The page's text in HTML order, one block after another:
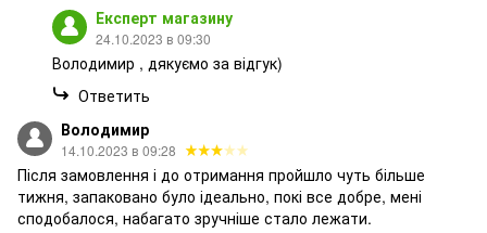
Експерт магазину
24.10.2023 в 09:30
Володимир , дякуємо за відгук)
Ответить
Володимир
14.10.2023 в 09:28
Після замовлення і до отримання пройшло чуть більше
тижня, запаковано було ідеально, покі все добре, мені
сподобалося, набагато зручніше стало лежати.